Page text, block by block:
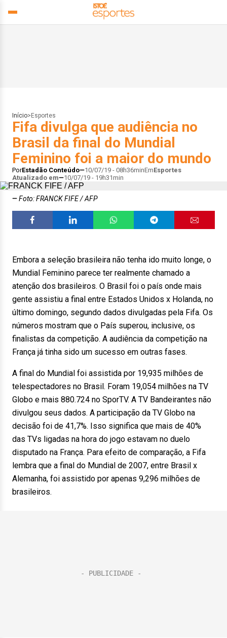
Início> Esportes
Fifa divulga que audiência no
Brasil da final do Mundial
Feminino foi a maior do mundo
PorEstadão Conteúdo 10/07/19 - 08h36minEmEsportes
Atualizado em
10/07/19 - 19h31min
Foto: FRANCK FIFE / AFP
Embora a seleção brasileira não tenha ido muito longe, o
Mundial Feminino parece ter realmente chamado a
atenção dos brasileiros. O Brasil foi o país onde mais
gente assistiu a final entre Estados Unidos x Holanda, no
último domingo, segundo dados divulgadas pela Fifa. Os
números mostram que o País superou, inclusive, os
finalistas da competição. A audiência da competição na
França já tinha sido um sucesso em outras fases.
A final do Mundial foi assistida por 19,935 milhões de
telespectadores no Brasil. Foram 19,054 milhões na TV
Globo e mais 880.724 no SporTV. A TV Bandeirantes não
divulgou seus dados. A participação da TV Globo na
decisão foi de 41,7%. Isso significa que mais de 40%
das TVs ligadas na hora do jogo estavam no duelo
disputado na França. Para efeito de comparação, a Fifa
lembra que a final do Mundial de 2007, entre Brasil x
Alemanha, foi assistido por apenas 9,296 milhões de
brasileiros.